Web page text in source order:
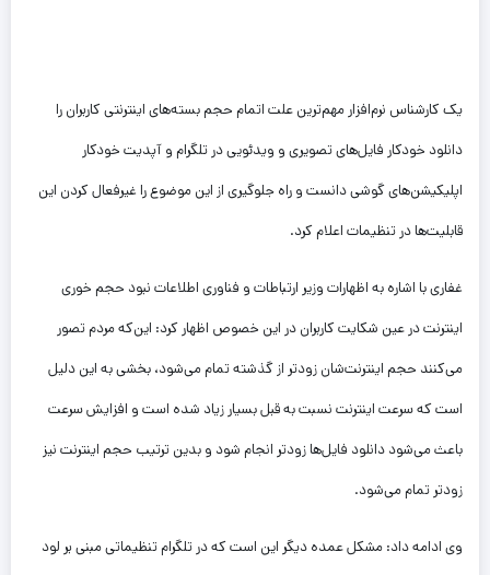
یک کارشناس نرم‌افزار مهم‌ترین علت اتمام حجم بسته‌های اینترنتی کاربران را
دانلود خودکار فایل‌های تصویری و ویدئویی در تلگرام و آپدیت خودکار
اپلیکیشن‌های گوشی دانست و راه جلوگیری از این موضوع را غیرفعال کردن این
قابلیت‌ها در تنظیمات اعلام کرد.
غفاری با اشاره به اظهارات وزیر ارتباطات و فناوری اطلاعات نبود حجم خوری
اینترنت در عین شکایت کاربران در این خصوص اظهار کرد: این‌که مردم تصور
می‌کنند حجم اینترنت‌شان زودتر از گذشته تمام می‌شود، بخشی به این دلیل
است که سرعت اینترنت نسبت به قبل بسیار زیاد شده است و افزایش سرعت
باعث می‌شود دانلود فایل‌ها زودتر انجام شود و بدین ترتیب حجم اینترنت نیز
زودتر تمام می‌شود.
وی ادامه داد: مشکل عمده دیگر این است که در تلگرام تنظیماتی مبنی بر لود